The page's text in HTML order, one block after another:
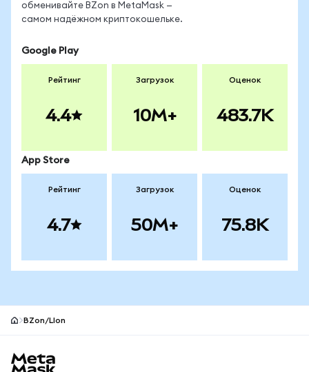
обменивайте BZon в MetaMask —
самом надёжном криптокошельке.
Google Play
Рейтинг
4.4
Загрузок
10M+
Оценок
483.7K
App Store
Рейтинг
4.7
Загрузок
50M+
Оценок
75.8K
BZon/LIon